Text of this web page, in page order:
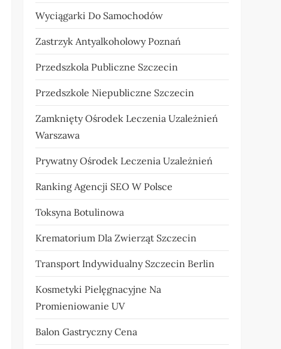
Wyciągarki Do Samochodów
Zastrzyk Antyalkoholowy Poznań
Przedszkola Publiczne Szczecin
Przedszkole Niepubliczne Szczecin
Zamknięty Ośrodek Leczenia Uzależnień
Warszawa
Prywatny Ośrodek Leczenia Uzależnień
Ranking Agencji SEO W Polsce
Toksyna Botulinowa
Krematorium Dla Zwierząt Szczecin
Transport Indywidualny Szczecin Berlin
Kosmetyki Pielęgnacyjne Na
Promieniowanie UV
Balon Gastryczny Cena